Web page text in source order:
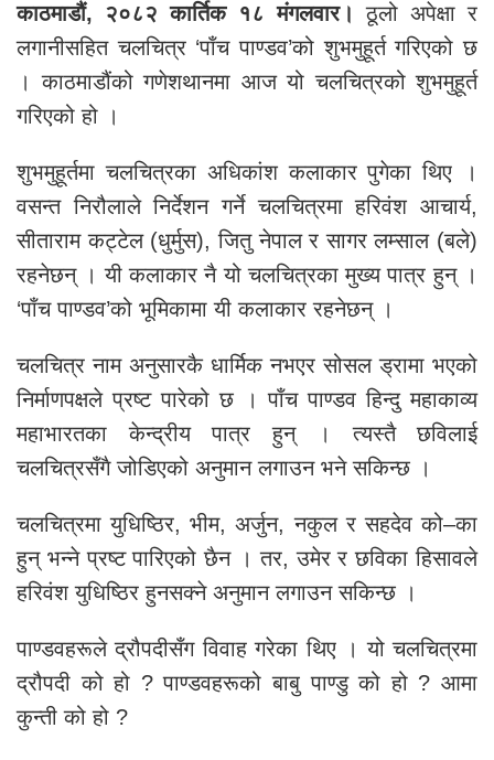
काठमाडौं, २०८२ कार्तिक १८ मंगलवार। ठूलो अपेक्षा र
लगानीसहित चलचित्र ‘पाँच पाण्डव’को शुभमुहूर्त गरिएको छ
। काठमाडौंको गणेशथानमा आज यो चलचित्रको शुभमुहूर्त
गरिएको हो ।
शुभमुहूर्तमा चलचित्रका अधिकांश कलाकार पुगेका थिए ।
वसन्त निरौलाले निर्देशन गर्ने चलचित्रमा हरिवंश आचार्य,
सीताराम कट्टेल (धुर्मुस), जितु नेपाल र सागर लम्साल (बले)
रहनेछन् । यी कलाकार नै यो चलचित्रका मुख्य पात्र हुन् ।
‘पाँच पाण्डव’को भूमिकामा यी कलाकार रहनेछन् ।
चलचित्र नाम अनुसारकै धार्मिक नभएर सोसल ड्रामा भएको
निर्माणपक्षले प्रष्ट पारेको छ । पाँच पाण्डव हिन्दु महाकाव्य
महाभारतका केन्द्रीय पात्र हुन् । त्यस्तै छविलाई
चलचित्रसँगै जोडिएको अनुमान लगाउन भने सकिन्छ ।
चलचित्रमा युधिष्ठिर, भीम, अर्जुन, नकुल र सहदेव को–का
हुन् भन्ने प्रष्ट पारिएको छैन । तर, उमेर र छविका हिसावले
हरिवंश युधिष्ठिर हुनसक्ने अनुमान लगाउन सकिन्छ ।
पाण्डवहरूले द्रौपदीसँग विवाह गरेका थिए । यो चलचित्रमा
द्रौपदी को हो ? पाण्डवहरूको बाबु पाण्डु को हो ? आमा
कुन्ती को हो ?